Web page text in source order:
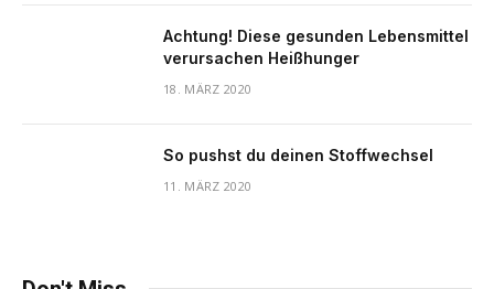
Achtung! Diese gesunden Lebensmittel
verursachen Heißhunger
18. MÄRZ 2020
So pushst du deinen Stoffwechsel
11. MÄRZ 2020